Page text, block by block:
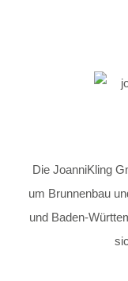
Die JoanniKling
um Brunnenbau
und Baden-